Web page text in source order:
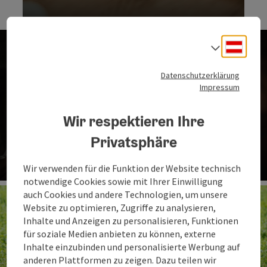
Biergenuss
Datenschutzerklärung
Impressum
Wir respektieren Ihre
Privatsphäre
Wir verwenden für die Funktion der Website technisch
notwendige Cookies sowie mit Ihrer Einwilligung
auch Cookies und andere Technologien, um unsere
Website zu optimieren, Zugriffe zu analysieren,
Inhalte und Anzeigen zu personalisieren, Funktionen
für soziale Medien anbieten zu können, externe
Inhalte einzubinden und personalisierte Werbung auf
anderen Plattformen zu zeigen. Dazu teilen wir